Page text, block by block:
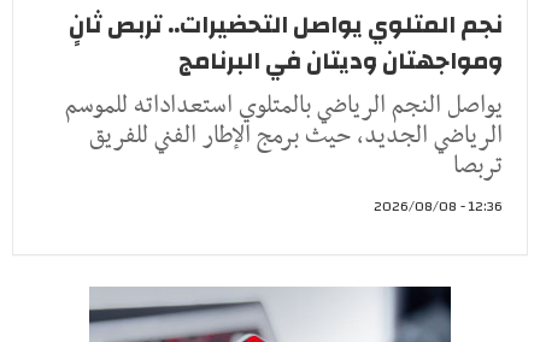
نجم المتلوي يواصل التحضيرات.. تربص ثانٍ
ومواجهتان وديتان في البرنامج
يواصل النجم الرياضي بالمتلوي استعداداته للموسم
الرياضي الجديد، حيث برمج الإطار الفني للفريق
تربصا
12:36 - 2026/08/08